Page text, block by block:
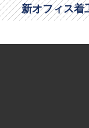
新オフィス着